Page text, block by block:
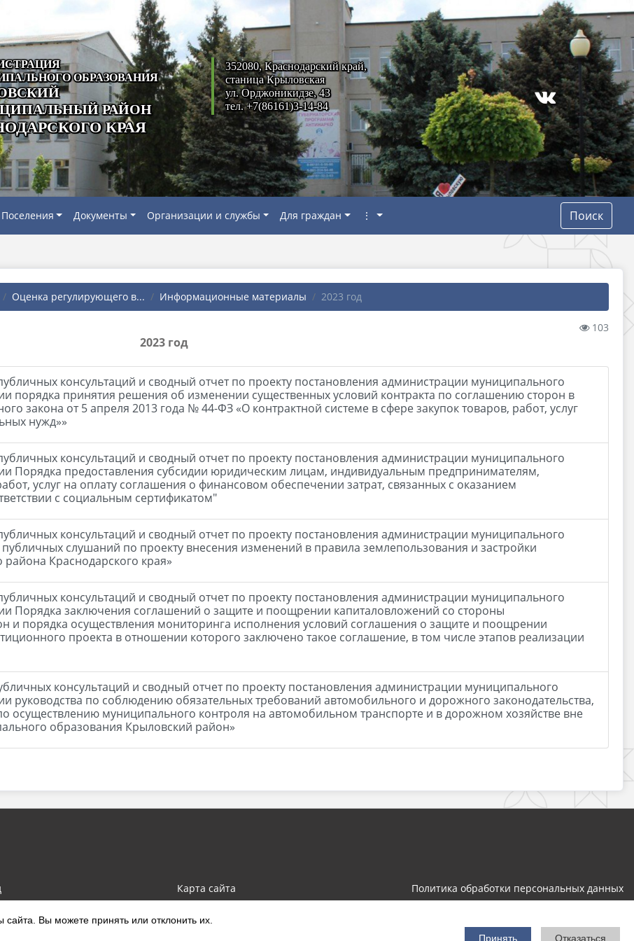
Вы можете принять или отклонить их.
Принять Отказаться
ОБРАЗОВАНИЯ
РАЙОН
КРАЯ
352080, Краснодарский край,
станица Крыловская
ул. Орджоникидзе, 43
тел. +7(86161)3-14-84
Поселения Документы Организации и службы Для граждан ⋮ Поиск
Оценка регулирующего в... Информационные материалы 2023 год
103
2023 год
консультаций и сводный отчет по проекту постановления администрации муниципального
порядка принятия решения об изменении существенных условий контракта по соглашению сторон в
закона от 5 апреля 2013 года № 44-ФЗ «О контрактной системе в сфере закупок товаров, работ, услуг
нужд»»
консультаций и сводный отчет по проекту постановления администрации муниципального
Порядка предоставления субсидии юридическим лицам, индивидуальным предпринимателям,
услуг на оплату соглашения о финансовом обеспечении затрат, связанных с оказанием
с социальным сертификатом"
консультаций и сводный отчет по проекту постановления администрации муниципального
слушаний по проекту внесения изменений в правила землепользования и застройки
района Краснодарского края»
консультаций и сводный отчет по проекту постановления администрации муниципального
Порядка заключения соглашений о защите и поощрении капиталовложений со стороны
и порядка осуществления мониторинга исполнения условий соглашения о защите и поощрении
проекта в отношении которого заключено такое соглашение, в том числе этапов реализации
консультаций и сводный отчет по проекту постановления администрации муниципального
руководства по соблюдению обязательных требований автомобильного и дорожного законодательства,
муниципального контроля на автомобильном транспорте и в дорожном хозяйстве вне
образования Крыловский район»
Карта сайта Политика обработки персональных данных